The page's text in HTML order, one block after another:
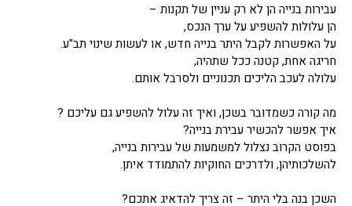
עבירות בנייה הן לא רק עניין של תקנות –
הן עלולות להשפיע על ערך הנכס,
על האפשרות לקבל היתר בנייה חדש, או לעשות שינוי תב"ע.
חריגה אחת, קטנה ככל שתהיה,
עלולה לעכב הליכים תכנוניים ולסרבל אותם.
מה קורה כשמדובר בשכן, ואיך זה עלול להשפיע גם עליכם ?
איך אפשר להכשיר עבירת בנייה?
בפוסט הקרוב נצלול למשמעות של עבירות בנייה,
להשלכותיהן, ולדרכים החוקיות להתמודד איתן.
השכן בנה בלי היתר – זה צריך להדאיג אתכם?